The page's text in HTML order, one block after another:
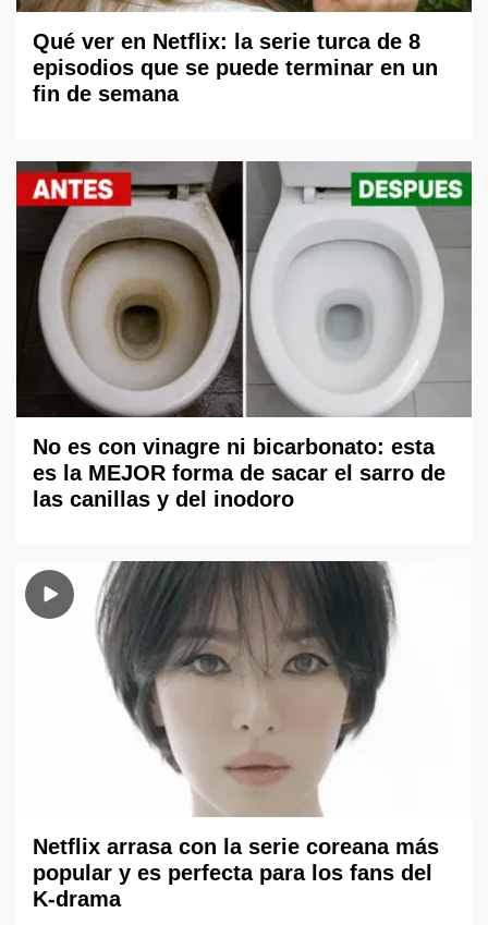
Qué ver en Netflix: la serie turca de 8
episodios que se puede terminar en un
fin de semana
No es con vinagre ni bicarbonato: esta
es la MEJOR forma de sacar el sarro de
las canillas y del inodoro
Netflix arrasa con la serie coreana más
popular y es perfecta para los fans del
K-drama